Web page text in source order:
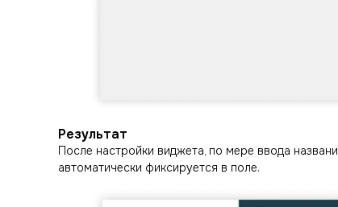
Результат
После настройки виджета, по мере ввода
автоматически фиксируется в поле.